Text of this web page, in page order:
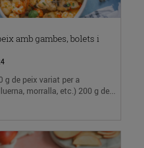
amb gambes, bolets i
g de peix variat per a
morralla, etc.) 200 g de...